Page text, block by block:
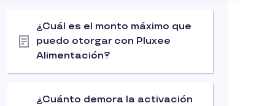
¿Cuál es el monto máximo que
puedo otorgar con Pluxee
Alimentación?
¿Cuánto demora la activación